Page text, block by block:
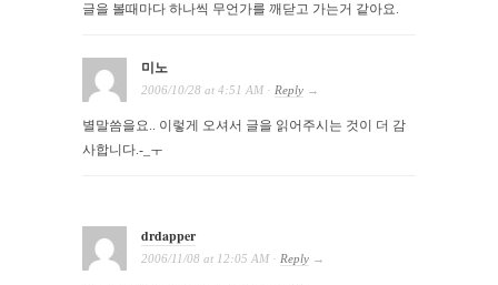
글을 볼때마다 하나씩 무언가를 깨닫고 가는거 같아요.
미노
2006/10/28 at 4:51 AM · Reply →
별말씀을요.. 이렇게 오셔서 글을 읽어주시는 것이 더 감
사합니다.-_ㅜ
drdapper
2006/11/08 at 12:05 AM · Reply →